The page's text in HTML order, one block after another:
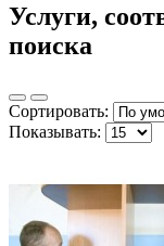
Услуги,
поиска
Сортировать:
Показывать: